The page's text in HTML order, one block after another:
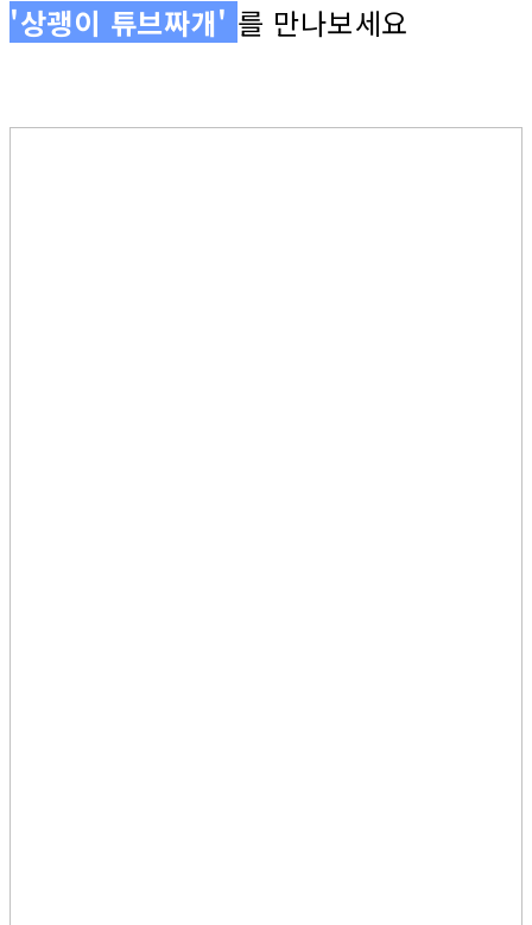
'상괭이 튜브짜개' 를 만나보세요